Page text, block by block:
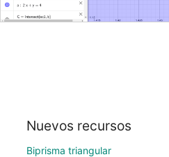
Nuevos recursos
Biprisma triangular